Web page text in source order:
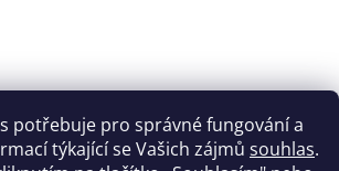
potřebuje pro správné fungování a
týkající se Vašich zájmů souhlas.